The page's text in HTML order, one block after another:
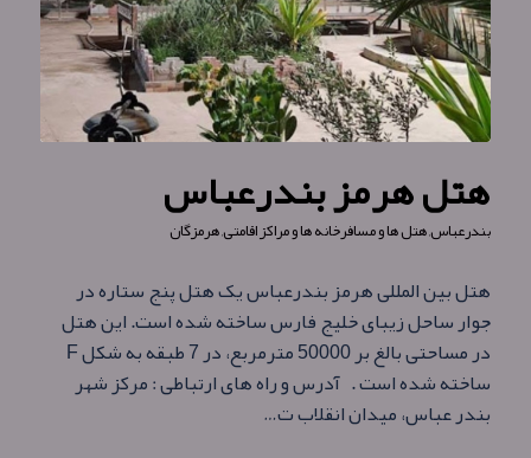
هتل هرمز بندرعباس
بندرعباس,هتل ها و مسافرخانه ها و مراکز اقامتی,هرمزگان
هتل بین المللی هرمز بندرعباس یک هتل پنج ستاره در
جوار ساحل زیبای خليج فارس ساخته شده است. این هتل
ساخته شده است . آدرس و راه های ارتباطی : مرکز شهر
بندر عباس، میدان انقلاب ت…